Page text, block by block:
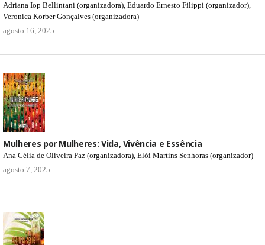
Adriana Iop Bellintani (organizadora), Eduardo Ernesto Filippi (organizador),
Veronica Korber Gonçalves (organizadora)
agosto 16, 2025
Mulheres por Mulheres: Vida, Vivência e Essência
Ana Célia de Oliveira Paz (organizadora), Elói Martins Senhoras (organizador)
agosto 7, 2025